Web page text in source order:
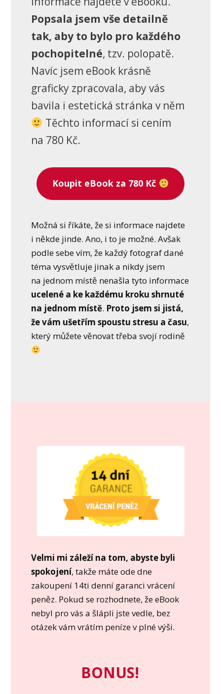
Popsala jsem vše detailně
tak, aby to bylo pro každého
pochopitelné, tzv. polopatě.
Navíc jsem eBook krásně
graficky zpracovala, aby vás
bavila i estetická stránka v něm
Těchto informací si cením
na 780 Kč.
Koupit eBook za 780 Kč
Možná si říkáte, že si informace najdete
i někde jinde. Ano, i to je možné. Avšak
podle sebe vím, že každý fotograf dané
téma vysvětluje jinak a nikdy jsem
na jednom místě nenašla tyto informace
ucelené a ke každému kroku shrnuté
na jednom místě. Proto jsem si jistá,
že vám ušetřím spoustu stresu a času,
který můžete věnovat třeba svojí rodině
Velmi mi záleží na tom, abyste byli
spokojení, takže máte ode dne
zakoupení 14ti denní garanci vrácení
peněz. Pokud se rozhodnete, že eBook
nebyl pro vás a šlápli jste vedle, bez
otázek vám vrátím peníze v plné výši.
BONUS!